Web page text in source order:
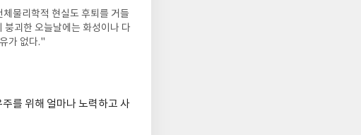
물리학적 현실도 후퇴를 거들
붕괴한 오늘날에는 화성이나 다
가 없다."
를 위해 얼마나 노력하고 사